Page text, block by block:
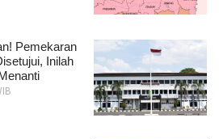
Pemekaran
Inilah